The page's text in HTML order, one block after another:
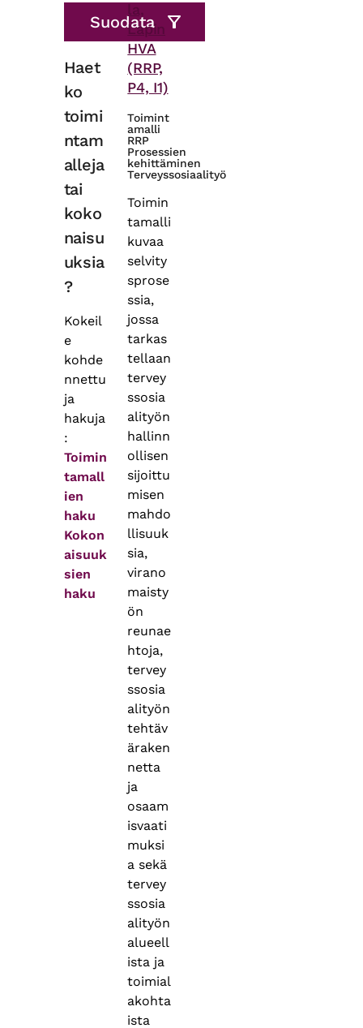
Haet
ko
toimi
ntam
alleja
tai
koko
naisu
uksia
?
Kokeil
e
kohde
nnettu
ja
hakuja
:
Toimin
tamall
ien
haku
Kokon
aisuuk
sien
haku
la,
Lapin
HVA
(RRP,
P4, I1)
Toimint
amalli
RRP
Prosessien
kehittäminen
Terveyssosiaalityö
Toimin
tamalli
kuvaa
selvity
sprose
ssia,
jossa
tarkas
tellaan
tervey
ssosia
alityön
hallinn
ollisen
sijoittu
misen
mahdo
llisuuk
sia,
virano
maisty
ön
reunae
htoja,
tervey
ssosia
alityön
tehtäv
äraken
netta
ja
osaam
isvaati
muksi
a sekä
tervey
ssosia
alityön
alueell
ista ja
toimial
akohta
ista